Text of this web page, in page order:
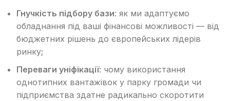
Гнучкість підбору бази: як ми адаптуємо
обладнання під ваші фінансові можливості — від
бюджетних рішень до європейських лідерів
ринку;
Переваги уніфікації: чому використання
однотипних вантажівок у парку громади чи
підприємства здатне радикально скоротити